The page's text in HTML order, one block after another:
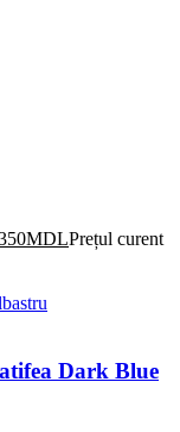
MDLPrețul curent
Dark Blue